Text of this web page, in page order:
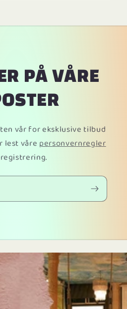
PÅ VÅRE
vår for eksklusive tilbud
lest våre personvernregler